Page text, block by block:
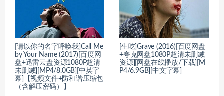
[请以你的名字呼唤我]Call Me
by Your Name (2017)[百度网
盘+迅雷云盘资源1080P超清
未删减][MP4/8.0GB][中英字
幕]【视频文件+防和谐压缩包
（含解压密码）】
[生吃]Grave (2016)[百度网盘
+夸克网盘1080P超清未删减
资源][网盘在线播放/下载][M
P4/6.9GB][中文字幕]